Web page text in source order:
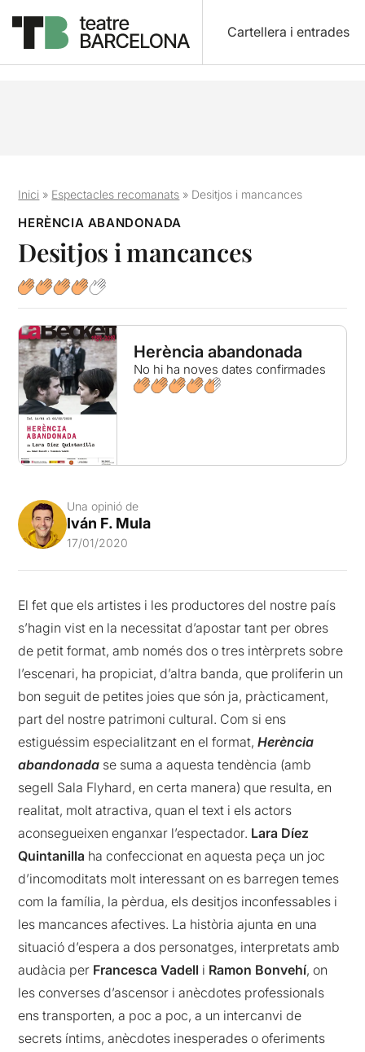
Cartellera i entrades
Inici » Espectacles recomanats » Desitjos i mancances
HERÈNCIA ABANDONADA
Desitjos i mancances
Herència abandonada
No hi ha noves dates confirmades
Una opinió de
Iván F. Mula
17/01/2020
El fet que els artistes i les productores del nostre país
s’hagin vist en la necessitat d’apostar tant per obres
de petit format, amb només dos o tres intèrprets sobre
l’escenari, ha propiciat, d’altra banda, que proliferin un
bon seguit de petites joies que són ja, pràcticament,
part del nostre patrimoni cultural. Com si ens
estiguéssim especialitzant en el format,Herència
abandonada se suma a aquesta tendència (amb
segell Sala Flyhard, en certa manera) que resulta, en
realitat, molt atractiva, quan el text i els actors
aconsegueixen enganxar l’espectador. Lara Díez
Quintanilla ha confeccionat en aquesta peça un joc
d’incomoditats molt interessant on es barregen temes
com la família, la pèrdua, els desitjos inconfessables i
les mancances afectives. La història ajunta en una
situació d’espera a dos personatges, interpretats amb
audàcia per Francesca Vadell i Ramon Bonvehí, on
les converses d’ascensor i anècdotes professionals
ens transporten, a poc a poc, a un intercanvi de
secrets íntims, anècdotes inesperades o oferiments